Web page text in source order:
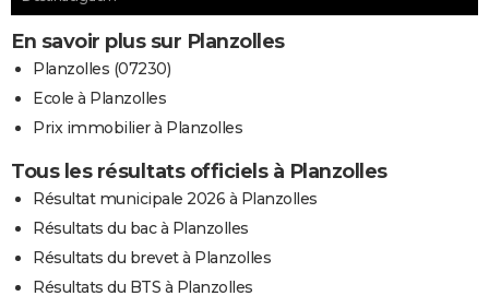
En savoir plus sur Planzolles
Planzolles (07230)
Ecole à Planzolles
Prix immobilier à Planzolles
Tous les résultats officiels à Planzolles
Résultat municipale 2026 à Planzolles
Résultats du bac à Planzolles
Résultats du brevet à Planzolles
Résultats du BTS à Planzolles